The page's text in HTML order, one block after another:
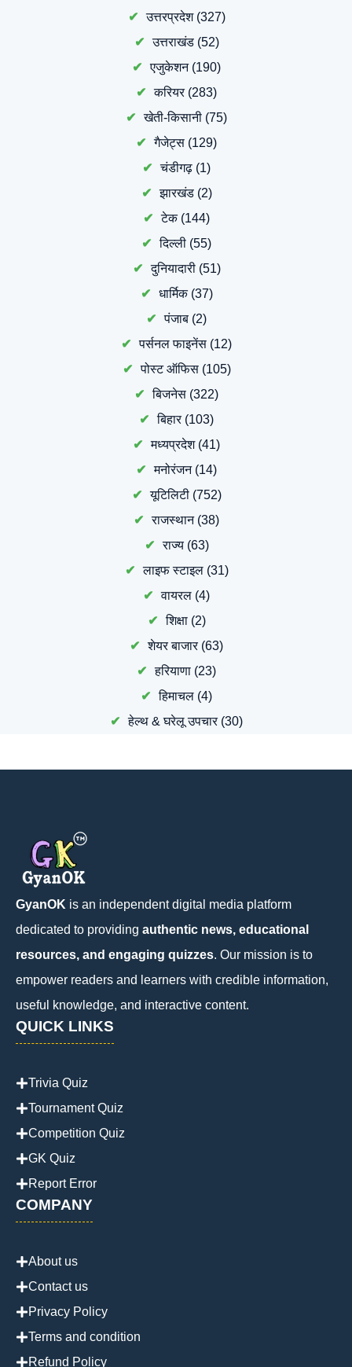
उत्तरप्रदेश(327)
उत्तराखंड(52)
एजुकेशन(190)
करियर(283)
खेती-किसानी (75)
गैजेट्स (129)
चंडीगढ़ (1)
झारखंड(2)
टेक(144)
दिल्ली (55)
दुनियादारी(51)
धार्मिक(37)
पंजाब (2)
पर्सनल फाइनेंस (12)
पोस्ट ऑफिस(105)
बिजनेस (322)
बिहार(103)
मध्यप्रदेश(41)
मनोरंजन(14)
यूटिलिटी(752)
राजस्थान(38)
राज्य(63)
लाइफ स्टाइल(31)
वायरल (4)
शिक्षा(2)
शेयर बाजार(63)
हरियाणा (23)
हिमाचल (4)
हेल्थ & घरेलू उपचार(30)
GyanOK is an independent digital media platform
dedicated to providing authentic news, educational
resources, and engaging quizzes. Our mission is to
empower readers and learners with credible information,
useful knowledge, and interactive content.
QUICK LINKS
Trivia Quiz
Tournament Quiz
Competition Quiz
GK Quiz
Report Error
COMPANY
About us
Contact us
Privacy Policy
Terms and condition
Refund Policy